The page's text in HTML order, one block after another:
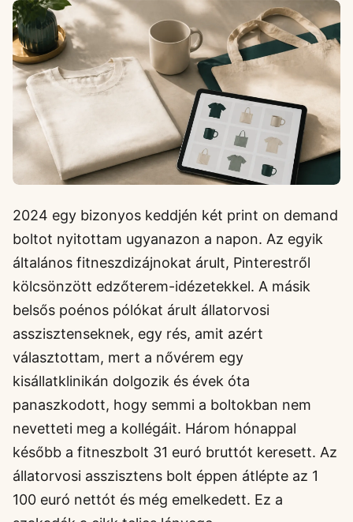
2024 egy bizonyos keddjén két print on demand
boltot nyitottam ugyanazon a napon. Az egyik
általános fitneszdizájnokat árult, Pinterestről
kölcsönzött edzőterem-idézetekkel. A másik
belsős poénos pólókat árult állatorvosi
asszisztenseknek, egy rés, amit azért
választottam, mert a nővérem egy
kisállatklinikán dolgozik és évek óta
panaszkodott, hogy semmi a boltokban nem
nevetteti meg a kollégáit. Három hónappal
később a fitneszbolt 31 euró bruttót keresett. Az
állatorvosi asszisztens bolt éppen átlépte az 1
100 euró nettót és még emelkedett. Ez a